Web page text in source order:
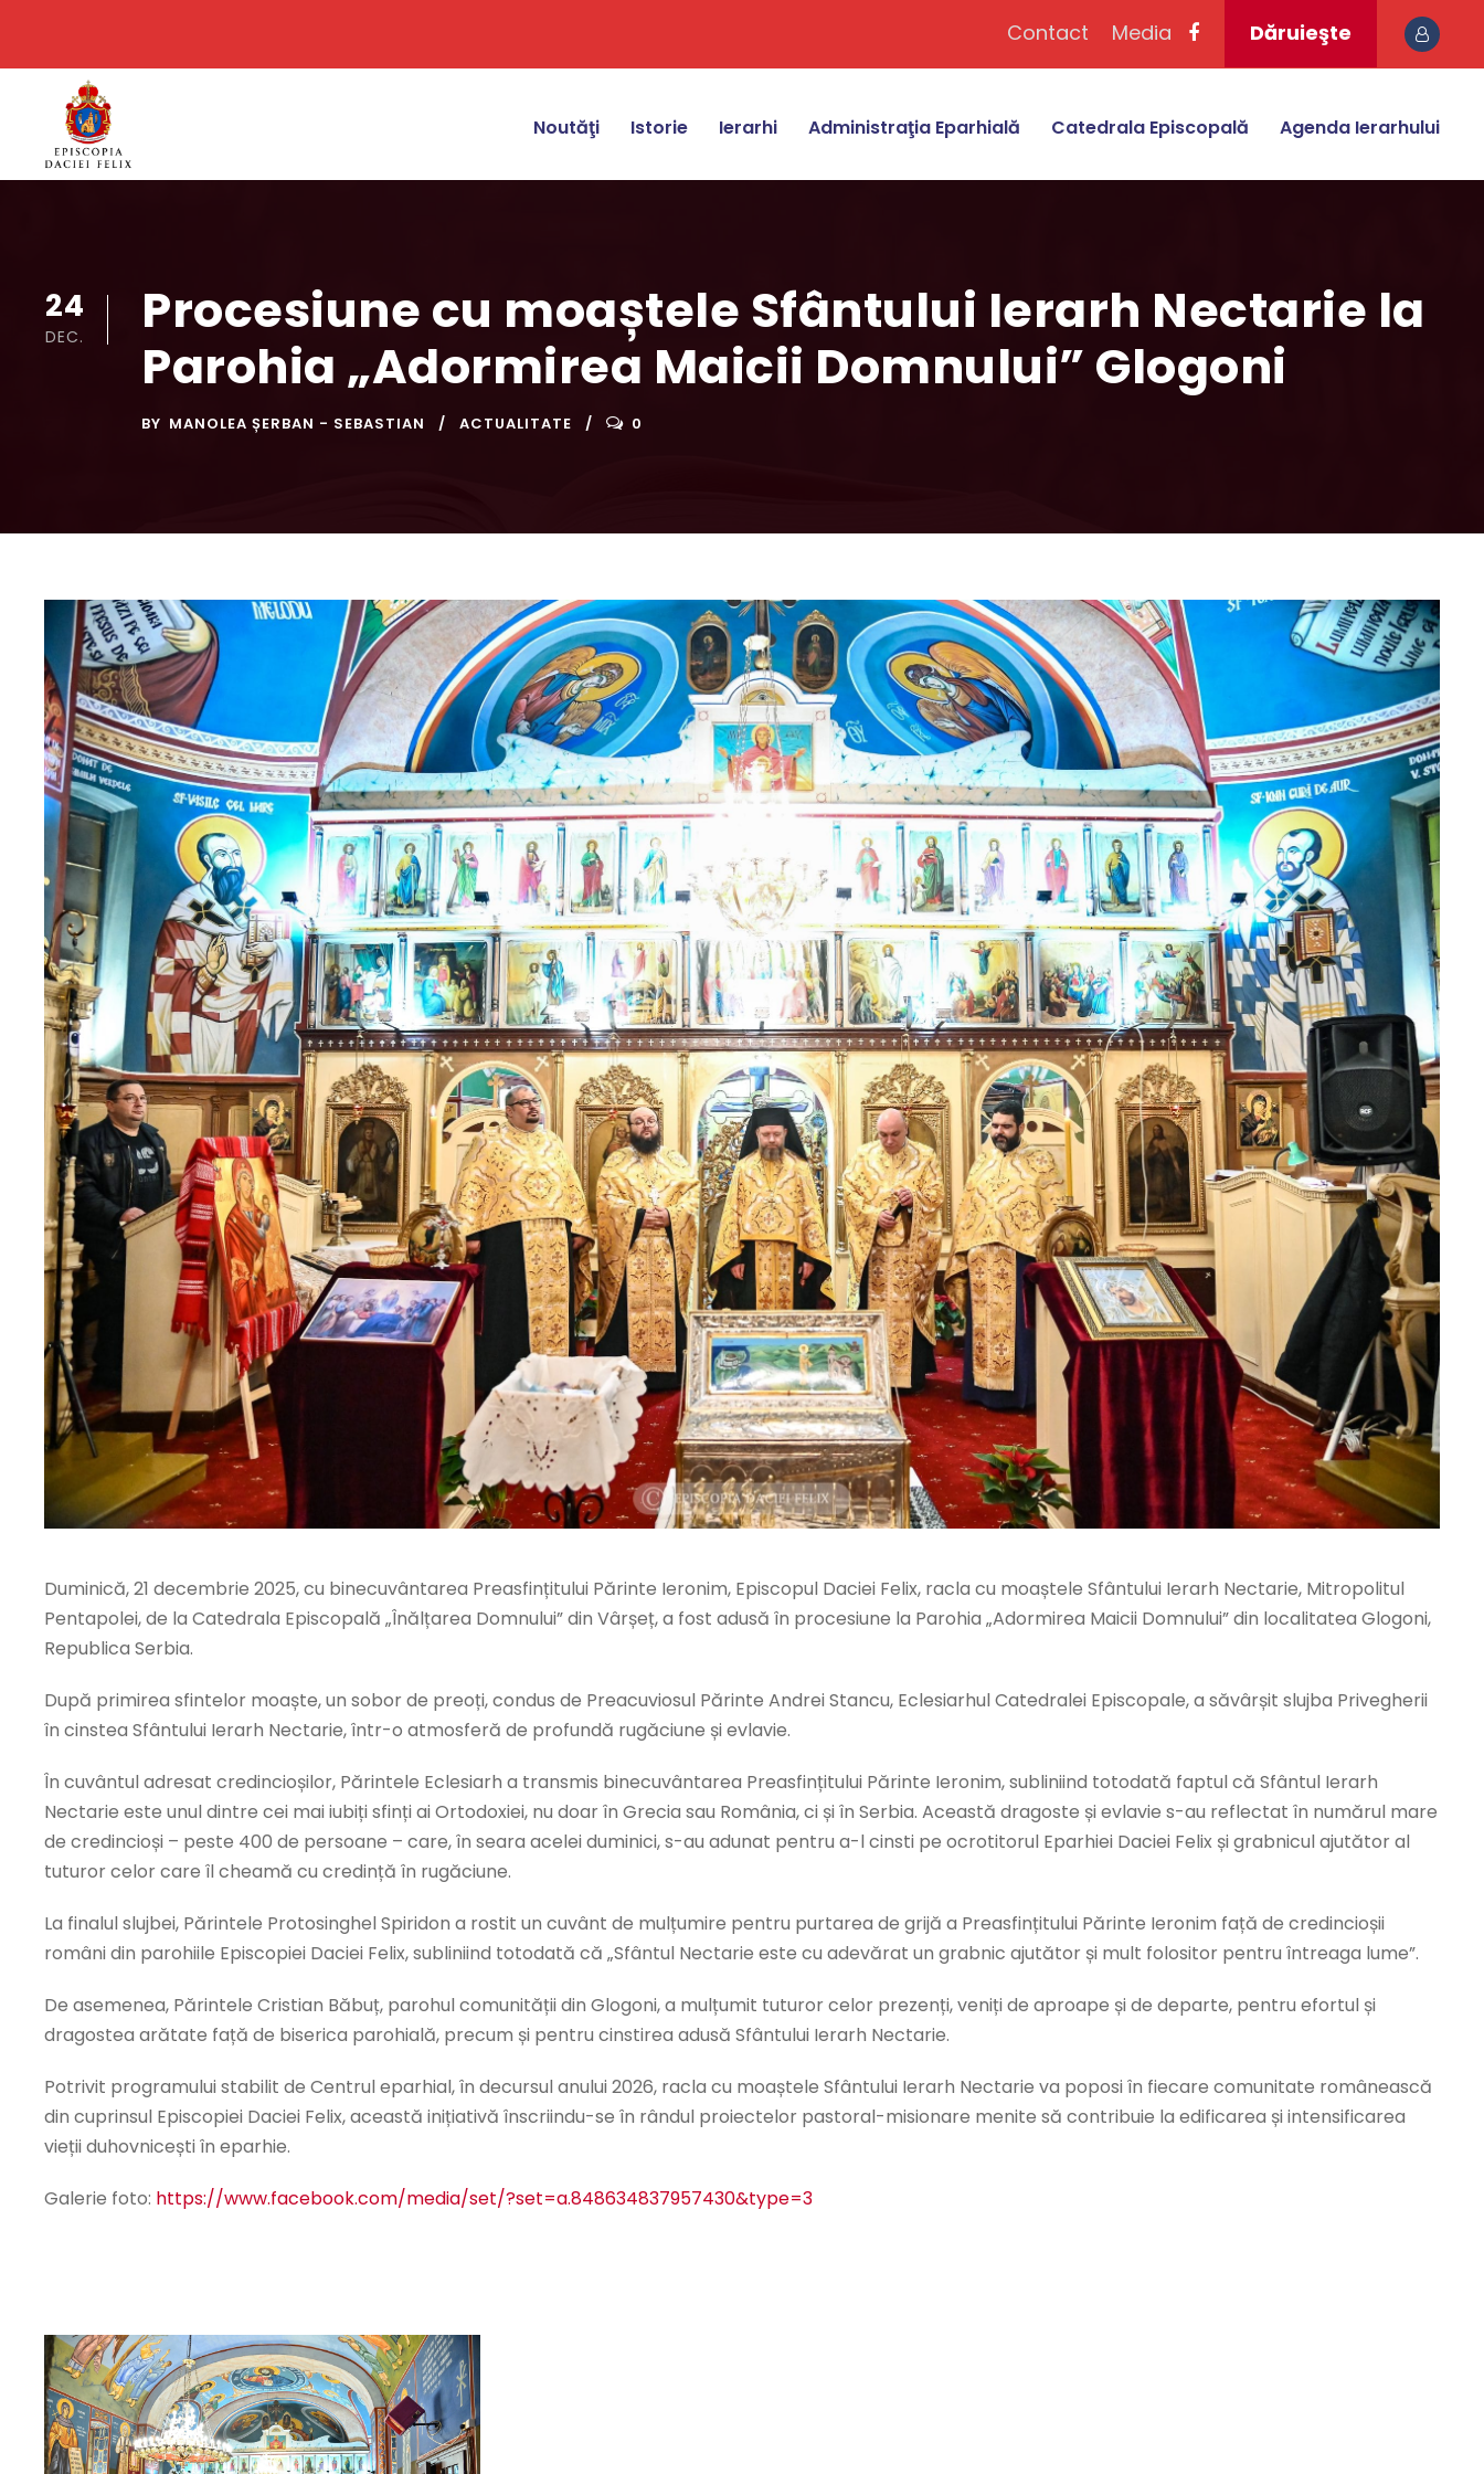
Contact Media Dăruieşte
Noutăţi Istorie Ierarhi Administraţia Eparhială Catedrala Episcopală Agenda Ierarhului
24
DEC.
Procesiune cu moaștele Sfântului Ierarh Nectarie la
Parohia „Adormirea Maicii Domnului” Glogoni
BY MANOLEA ȘERBAN - SEBASTIAN ACTUALITATE 0
Duminică, 21 decembrie 2025, cu binecuvântarea Preasfințitului Părinte Ieronim, Episcopul Daciei Felix, racla cu moaștele Sfântului Ierarh Nectarie, Mitropolitul
Pentapolei, de la Catedrala Episcopală „Înălțarea Domnului” din Vârșeț, a fost adusă în procesiune la Parohia „Adormirea Maicii Domnului” din localitatea Glogoni,
Republica Serbia.
După primirea sfintelor moaște, un sobor de preoți, condus de Preacuviosul Părinte Andrei Stancu, Eclesiarhul Catedralei Episcopale, a săvârșit slujba Privegherii
în cinstea Sfântului Ierarh Nectarie, într-o atmosferă de profundă rugăciune și evlavie.
În cuvântul adresat credincioșilor, Părintele Eclesiarh a transmis binecuvântarea Preasfințitului Părinte Ieronim, subliniind totodată faptul că Sfântul Ierarh
Nectarie este unul dintre cei mai iubiți sfinți ai Ortodoxiei, nu doar în Grecia sau România, ci și în Serbia. Această dragoste și evlavie s-au reflectat în numărul mare
de credincioși – peste 400 de persoane – care, în seara acelei duminici, s-au adunat pentru a-l cinsti pe ocrotitorul Eparhiei Daciei Felix și grabnicul ajutător al
tuturor celor care îl cheamă cu credință în rugăciune.
La finalul slujbei, Părintele Protosinghel Spiridon a rostit un cuvânt de mulțumire pentru purtarea de grijă a Preasfințitului Părinte Ieronim față de credincioșii
români din parohiile Episcopiei Daciei Felix, subliniind totodată că „Sfântul Nectarie este cu adevărat un grabnic ajutător și mult folositor pentru întreaga lume”.
De asemenea, Părintele Cristian Băbuț, parohul comunității din Glogoni, a mulțumit tuturor celor prezenți, veniți de aproape și de departe, pentru efortul și
dragostea arătate față de biserica parohială, precum și pentru cinstirea adusă Sfântului Ierarh Nectarie.
Potrivit programului stabilit de Centrul eparhial, în decursul anului 2026, racla cu moaștele Sfântului Ierarh Nectarie va poposi în fiecare comunitate românească
din cuprinsul Episcopiei Daciei Felix, această inițiativă înscriindu-se în rândul proiectelor pastoral-misionare menite să contribuie la edificarea și intensificarea
vieții duhovnicești în eparhie.
Galerie foto: https://www.facebook.com/media/set/?set=a.848634837957430&type=3